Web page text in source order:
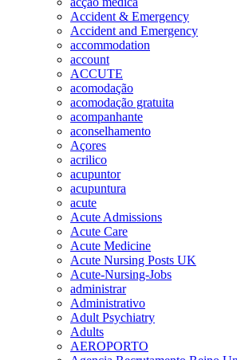
Accident & Emergency
Accident and Emergency
accommodation
account
ACCUTE
acomodação
acomodação gratuita
acompanhante
aconselhamento
Açores
acrilico
acupuntor
acupuntura
acute
Acute Admissions
Acute Care
Acute Medicine
Acute Nursing Posts UK
Acute-Nursing-Jobs
administrar
Administrativo
Adult Psychiatry
Adults
AEROPORTO